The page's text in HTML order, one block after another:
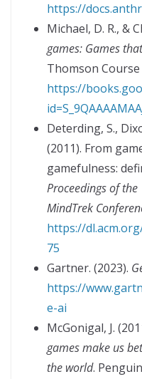
https://
Michael, D. R., &
games: Games
Thomson
https://
Deterding, S.,
(2011). From
gamefulness:
Proceedings of
MindTrek
https://
75
Gartner. (2023).
https://
e-ai
McGonigal, J.
games make us
the world.